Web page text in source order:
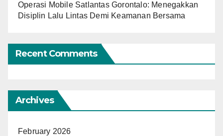
Operasi Mobile Satlantas Gorontalo: Menegakkan
Disiplin Lalu Lintas Demi Keamanan Bersama
Recent Comments
Archives
February 2026